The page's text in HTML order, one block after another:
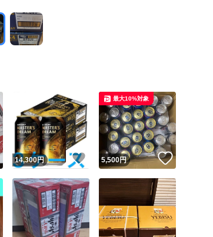
いいね！
14,300円 いいね！
5,500円 いいね！
最大10%対象